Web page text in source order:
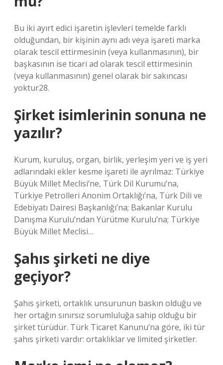
Bu iki ayırt edici işaretin işlevleri temelde farklı
olduğundan, bir kişinin aynı adı veya işareti marka
olarak tescil ettirmesinin (veya kullanmasının), bir
başkasının ise ticari ad olarak tescil ettirmesinin
(veya kullanmasının) genel olarak bir sakıncası
yoktur28.
Şirket isimlerinin sonuna ne
yazılır?
Kurum, kuruluş, organ, birlik, yerleşim yeri ve iş yeri
adlarındaki ekler kesme işareti ile ayrılmaz: Türkiye
Büyük Millet Meclisi’ne, Türk Dil Kurumu’na,
Türkiye Petrolleri Anonim Ortaklığı’na, Türk Dili ve
Edebiyatı Dairesi Başkanlığı’na; Bakanlar Kurulu
Danışma Kurulu’ndan Yürütme Kurulu’na; Türkiye
Büyük Millet Meclisi…
Şahıs şirketi ne diye
geçiyor?
Şahıs şirketi, ortaklık unsurunun baskın olduğu ve
her ortağın sınırsız sorumluluğa sahip olduğu bir
şirket türüdür. Türk Ticaret Kanunu’na göre, iki tür
şahıs şirketi vardır: ortaklıklar ve limited şirketler.